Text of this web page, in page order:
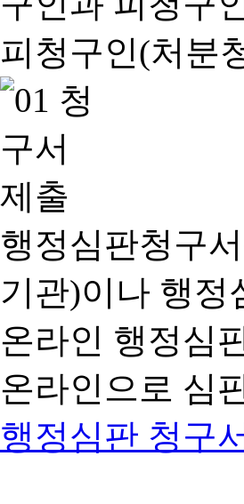
행정심판청구
기관)이나 행정
온라인 행정심
온라인으로 심
행정심판 청구